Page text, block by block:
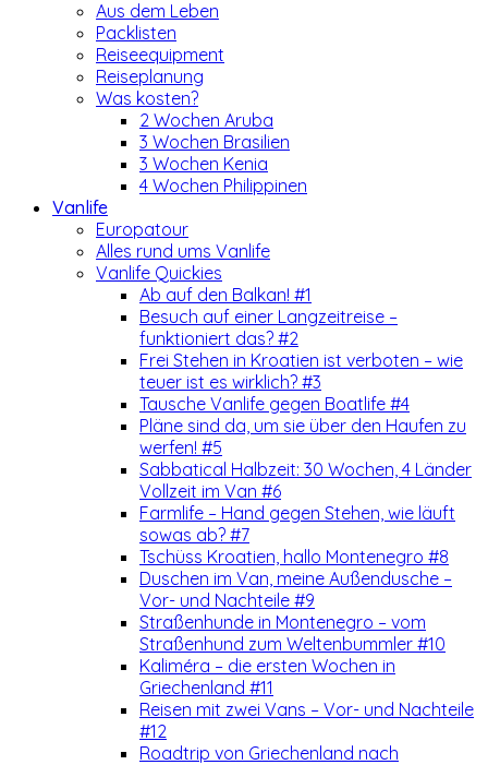
Aus dem Leben
Packlisten
Reiseequipment
Reiseplanung
Was kosten?
2 Wochen Aruba
3 Wochen Brasilien
3 Wochen Kenia
4 Wochen Philippinen
Vanlife
Europatour
Alles rund ums Vanlife
Vanlife Quickies
Ab auf den Balkan! #1
Besuch auf einer Langzeitreise –
funktioniert das? #2
Frei Stehen in Kroatien ist verboten – wie
teuer ist es wirklich? #3
Tausche Vanlife gegen Boatlife #4
Pläne sind da, um sie über den Haufen zu
werfen! #5
Sabbatical Halbzeit: 30 Wochen, 4 Länder
Vollzeit im Van #6
Farmlife – Hand gegen Stehen, wie läuft
sowas ab? #7
Tschüss Kroatien, hallo Montenegro #8
Duschen im Van, meine Außendusche –
Vor- und Nachteile #9
Straßenhunde in Montenegro – vom
Straßenhund zum Weltenbummler #10
Kaliméra – die ersten Wochen in
Griechenland #11
Reisen mit zwei Vans – Vor- und Nachteile
#12
Roadtrip von Griechenland nach